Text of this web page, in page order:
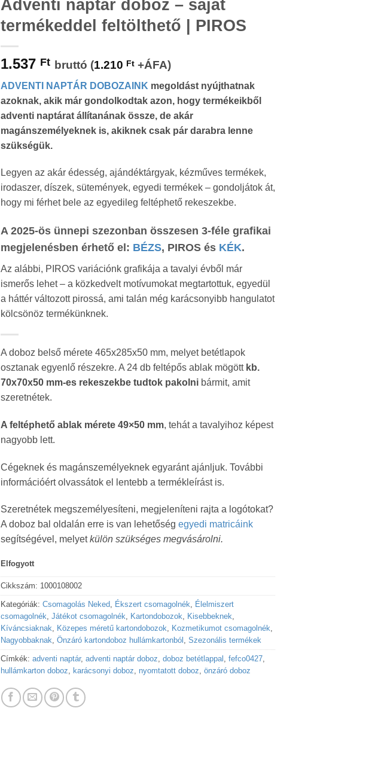
Adventi naptár doboz – saját
termékeddel feltölthető | PIROS
1.537 Ft bruttó (1.210 Ft+ÁFA)
ADVENTI NAPTÁR DOBOZAINK megoldást nyújthatnak
azoknak, akik már gondolkodtak azon, hogy termékeikből
adventi naptárat állítanának össze, de akár
magánszemélyeknek is, akiknek csak pár darabra lenne
szükségük.
Legyen az akár édesség, ajándéktárgyak, kézműves termékek,
irodaszer, díszek, sütemények, egyedi termékek – gondoljátok át,
hogy mi férhet bele az egyedileg feltéphető rekeszekbe.
A 2025-ös ünnepi szezonban összesen 3-féle grafikai
megjelenésben érhető el: BÉZS, PIROS és KÉK.
Az alábbi, PIROS variációnk grafikája a tavalyi évből már
ismerős lehet – a közkedvelt motívumokat megtartottuk, egyedül
a háttér változott pirossá, ami talán még karácsonyibb hangulatot
kölcsönöz termékünknek.
A doboz belső mérete 465x285x50 mm, melyet betétlapok
osztanak egyenlő részekre. A 24 db feltépős ablak mögött kb.
70x70x50 mm-es rekeszekbe tudtok pakolnibármit, amit
szeretnétek.
A feltéphető ablak mérete 49×50 mm, tehát a tavalyihoz képest
nagyobb lett.
Cégeknek és magánszemélyeknek egyaránt ajánljuk. További
információért olvassátok el lentebb a termékleírást is.
Szeretnétek megszemélyesíteni, megjeleníteni rajta a logótokat?
A doboz bal oldalán erre is van lehetőség egyedi matricáink
segítségével, melyetkülön szükséges megvásárolni.
Elfogyott
Cikkszám: 1000108002
Kategóriák: Csomagolás Neked, Ékszert csomagolnék, Élelmiszert
csomagolnék, Játékot csomagolnék, Kartondobozok, Kisebbeknek,
Kíváncsiaknak, Közepes méretű kartondobozok, Kozmetikumot csomagolnék,
Nagyobbaknak, Önzáró kartondoboz hullámkartonból , Szezonális termékek
Címkék: adventi naptár, adventi naptár doboz, doboz betétlappal , fefco0427,
hullámkarton doboz, karácsonyi doboz, nyomtatott doboz, önzáró doboz